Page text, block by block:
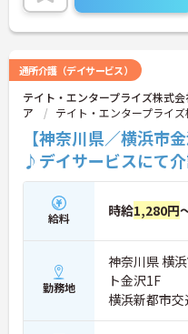
通所介護（デイサービス）
テイト・エンタープライズ株式
ア
テイト・エンタープライ
【神奈川県／横浜市
♪デイサービスにて
給料 時給1,280円
勤務地
神奈川県 横
ト金沢1F
横浜新都市
景駅」徒歩